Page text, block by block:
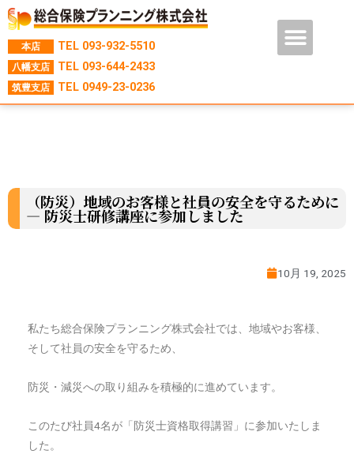
本店 TEL 093-932-5510
八幡支店 TEL 093-644-2433
筑豊支店 TEL 0949-23-0236
（防災）地域のお客様と社員の安全を守るために
― 防災士研修講座に参加しました
10月 19, 2025
私たち総合保険プランニング株式会社では、地域やお客様、
そして社員の安全を守るため、
防災・減災への取り組みを積極的に進めています。
このたび社員4名が「防災士資格取得講習」に参加いたしま
した。